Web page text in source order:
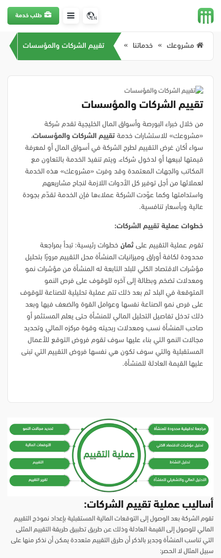
EN طلب خدمة
مشروعك خدماتنا تقييم الشركات والمؤسسات
تقييم الشركات والمؤسسات
من خلال خبراء البورصة وأسواق المال الخليجية تقدم شركة
«مشروعك» للاستشارات خدمة تقييم الشركات والمؤسسات،
سواء أكان غرض التقييم لطرح الشركة في أسواق المال أو لمعرفة
قيمتها لبيعها أو لدخول شركاء، ويتم تنفيذ الخدمة بالتعاون مع
المكاتب والجهات المعتمدة وقد وفرت «مشروعك» هذه الخدمة
لعملائها من أجل توفير كل الأدوات اللازمة لنجاح مشاريعهم
واستدامتها وكما عوّدت الشركة عملاءها فإن الخدمة تقدّم بجودة
عالية وبأسعار تنافسية.
خطوات عملية تقييم الشركات:
تقوم عملية التقييم على ثمان خطوات رئيسية: تبدأ بمراجعة
محدودة لكافة أوراق وميزانيات المنشأة محل التقييم مرورًا بتحليل
مؤشرات الاقتصاد الكلي للبلد التابعة له المنشأة من مؤشرات نمو
ومعدلات تضخم وبطالة إلى آخره للوقوف على فرص النمو
المتوقعة في البلد ثم بعد ذلك تتم عملية تحليلية للصناعة للوقوف
على فرص نمو الصناعة نفسها وعوامل القوة والضعف فيها وبعد
ذلك تدخل تفاصيل التحليل المالي للمنشأة حتى يعلم المستثمر أو
صاحب المنشأة نسب ومعدلات ربحيته وقوة مركزه المالي وتحديد
مجالات النمو التي بناء عليها سوف تقوم فروض التوقع للأعمال
المستقبلية والتي سوف تكون هي نفسها فروض التقييم التي تبنى
عليها القيمة العادلة للمنشأة.
أساليب عملية تقييم الشركات:
تقوم الشركة بعد الوصول إلى التوقعات المالية المستقبلية بإعداد نموذج التقييم
المالي للوصول إلى القيمة العادلة وذلك عن طريق تطبيق طريقة التقييم المثلى
التي تناسب المنشأة وجدير بالذكر أن طرق التقييم متعددة يمكن أن نذكر منها على
سبيل المثال لا الحصر: